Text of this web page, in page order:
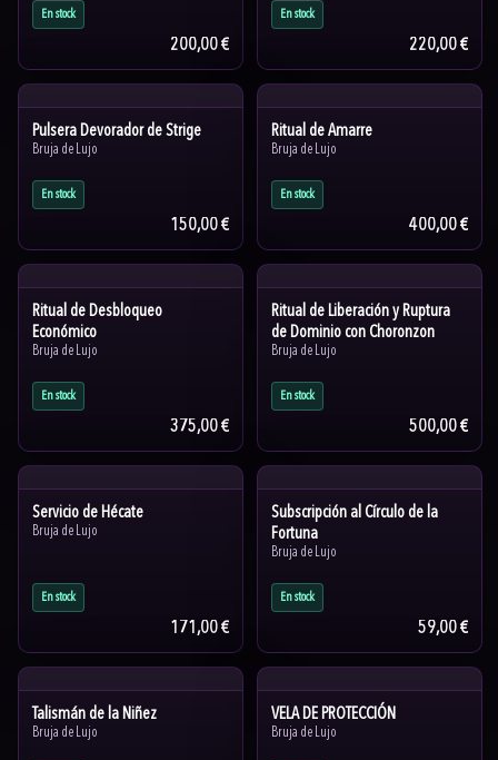
En stock
200,00 €
En stock
220,00 €
Pulsera Devorador de Strige
Bruja de Lujo
En stock
150,00 €
Ritual de Amarre
Bruja de Lujo
En stock
400,00 €
Ritual de Desbloqueo
Económico
Bruja de Lujo
En stock
375,00 €
Ritual de Liberación y Ruptura
de Dominio con Choronzon
Bruja de Lujo
En stock
500,00 €
Servicio de Hécate
Bruja de Lujo
En stock
171,00 €
Subscripción al Círculo de la
Fortuna
Bruja de Lujo
En stock
59,00 €
Talismán de la Niñez
Bruja de Lujo
VELA DE PROTECCIÓN
Bruja de Lujo